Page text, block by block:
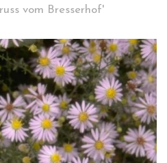
vom Bresserhof'